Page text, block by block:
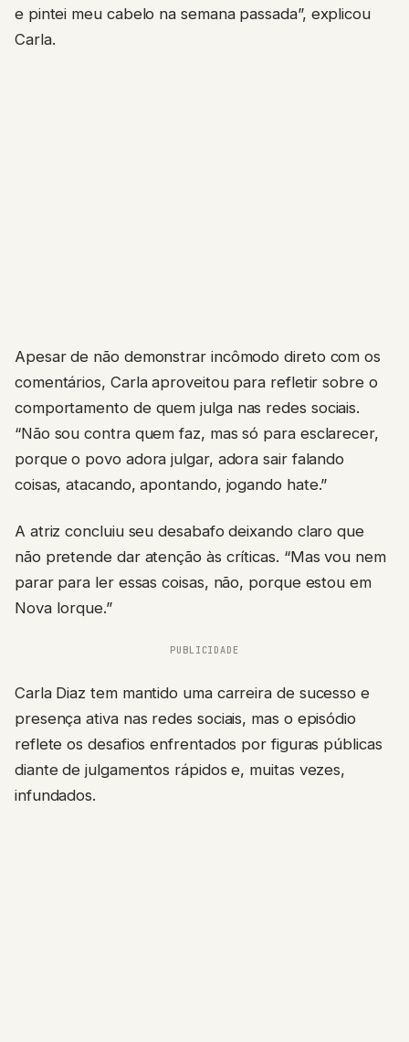
e pintei meu cabelo na semana passada”, explicou
Carla.
Apesar de não demonstrar incômodo direto com os
comentários, Carla aproveitou para refletir sobre o
comportamento de quem julga nas redes sociais.
“Não sou contra quem faz, mas só para esclarecer,
porque o povo adora julgar, adora sair falando
coisas, atacando, apontando, jogando hate.”
A atriz concluiu seu desabafo deixando claro que
não pretende dar atenção às críticas. “Mas vou nem
parar para ler essas coisas, não, porque estou em
Nova Iorque.”
PUBLICIDADE
Carla Diaz tem mantido uma carreira de sucesso e
presença ativa nas redes sociais, mas o episódio
reflete os desafios enfrentados por figuras públicas
diante de julgamentos rápidos e, muitas vezes,
infundados.